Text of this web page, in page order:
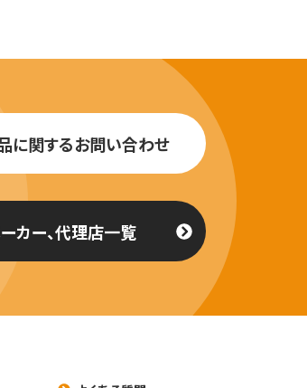
に関するお問い合わせ
カー、代理店一覧